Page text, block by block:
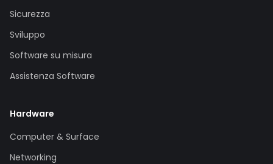
Sicurezza
Sviluppo
Software su misura
Assistenza Software
Hardware
Computer & Surface
Networking